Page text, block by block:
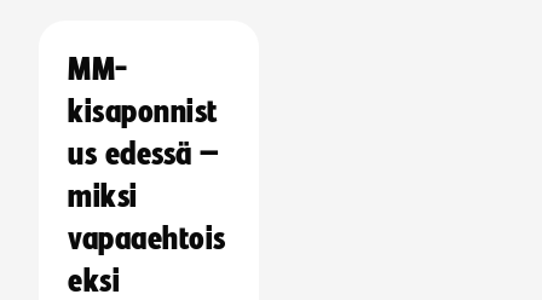
MM-
kisaponnist
us edessä –
miksi
vapaaehtois
eksi